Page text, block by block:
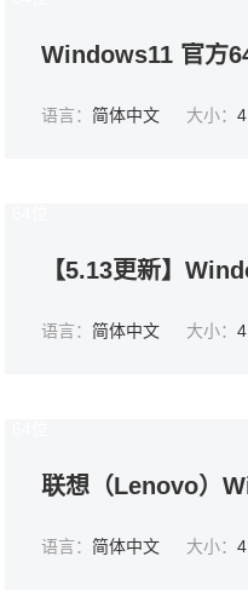
Windows11 官方
语言： 简体中文 大小：
【5.13更新】
语言： 简体中文 大小：
联想（Lenovo）
语言： 简体中文 大小：